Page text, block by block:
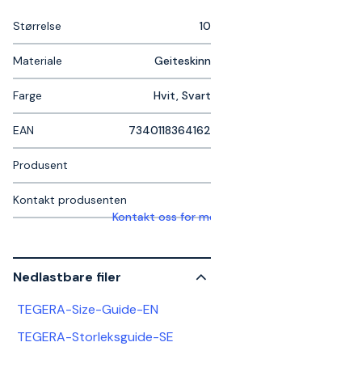
Størrelse 10
Materiale Geiteskinn
Farge Hvit, Svart
EAN 7340118364162
Produsent
Kontakt produsenten
Kontakt oss for mer informasjon
Nedlastbare filer
TEGERA-Size-Guide-EN
TEGERA-Storleksguide-SE